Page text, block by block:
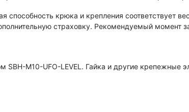
способность крюка и крепления соответствует
страховку. Рекомендуемый момент
SBH-M10-UFO-LEVEL. Гайка и другие крепежные